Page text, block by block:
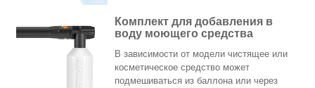
Комплект для добавления в
воду моющего средства
В зависимости от модели чистящее или
косметическое средство может
подмешиваться из баллона или через